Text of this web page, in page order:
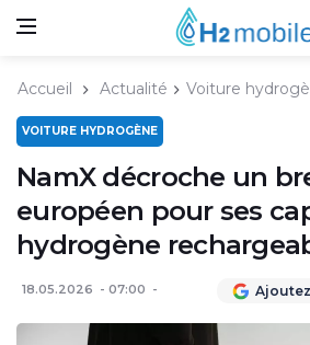
Accueil Actualité Voiture
VOITURE HYDROGÈNE
NamX décroche un
européen pour ses
hydrogène
18.05.2026 07:00